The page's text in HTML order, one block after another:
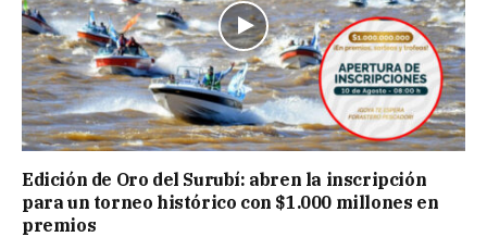
Edición de Oro del Surubí: abren la inscripción
para un torneo histórico con $1.000 millones en
premios